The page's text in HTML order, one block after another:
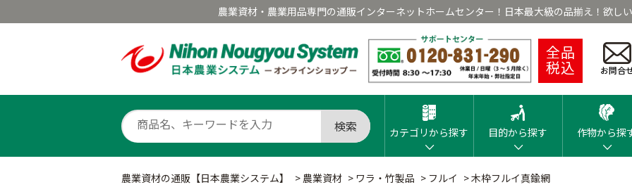
農業資材・農業用品専門の通販インターネットホームセンター！日本最大級の品揃え！欲し
全品
税込 お問合
検索 カテゴリから探す 目的から探す 作物から探
農業資材の通販【日本農業システム】 > 農業資材 > ワラ・竹製品 > フルイ >木枠フルイ真鍮網